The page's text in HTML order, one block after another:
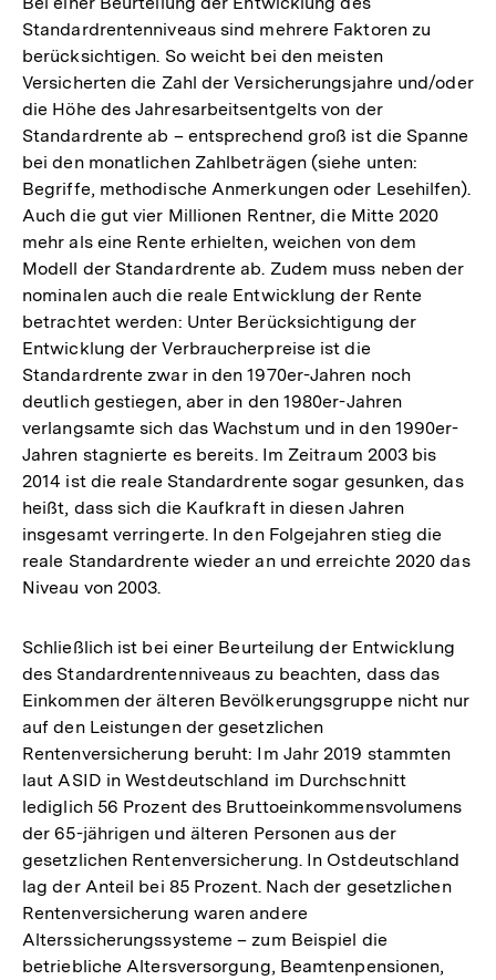
Standardrentenniveaus sind mehrere Faktoren zu
berücksichtigen. So weicht bei den meisten
Versicherten die Zahl der Versicherungsjahre und/oder
die Höhe des Jahresarbeitsentgelts von der
Standardrente ab – entsprechend groß ist die Spanne
bei den monatlichen Zahlbeträgen (siehe unten:
Begriffe, methodische Anmerkungen oder Lesehilfen).
Auch die gut vier Millionen Rentner, die Mitte 2020
mehr als eine Rente erhielten, weichen von dem
Modell der Standardrente ab. Zudem muss neben der
nominalen auch die reale Entwicklung der Rente
betrachtet werden: Unter Berücksichtigung der
Entwicklung der Verbraucherpreise ist die
Standardrente zwar in den 1970er-Jahren noch
deutlich gestiegen, aber in den 1980er-Jahren
verlangsamte sich das Wachstum und in den 1990er-
Jahren stagnierte es bereits. Im Zeitraum 2003 bis
2014 ist die reale Standardrente sogar gesunken, das
heißt, dass sich die Kaufkraft in diesen Jahren
insgesamt verringerte. In den Folgejahren stieg die
reale Standardrente wieder an und erreichte 2020 das
Niveau von 2003.
Schließlich ist bei einer Beurteilung der Entwicklung
des Standardrentenniveaus zu beachten, dass das
Einkommen der älteren Bevölkerungsgruppe nicht nur
auf den Leistungen der gesetzlichen
Rentenversicherung beruht: Im Jahr 2019 stammten
laut ASID in Westdeutschland im Durchschnitt
lediglich 56 Prozent des Bruttoeinkommensvolumens
der 65-jährigen und älteren Personen aus der
gesetzlichen Rentenversicherung. In Ostdeutschland
lag der Anteil bei 85 Prozent. Nach der gesetzlichen
Rentenversicherung waren andere
Alterssicherungssysteme – zum Beispiel die
betriebliche Altersversorgung, Beamtenpensionen,